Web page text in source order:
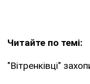
Читайте по темі:
"Вітренківці"